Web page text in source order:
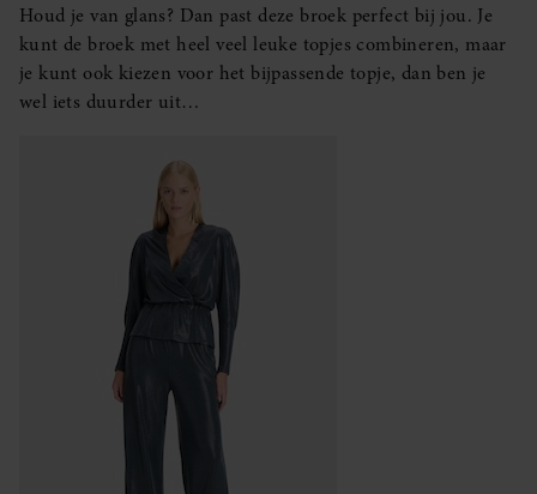
Houd je van glans? Dan past deze broek perfect bij jou. Je
kunt de broek met heel veel leuke topjes combineren, maar
je kunt ook kiezen voor het bijpassende topje, dan ben je
wel iets duurder uit…